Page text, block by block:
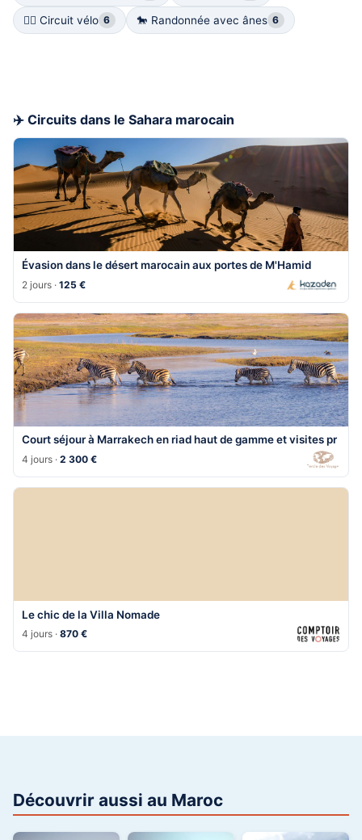
🚴‍♀️ Circuit vélo 6 🐎 Randonnée avec ânes 6
✈️ Circuits dans le Sahara marocain
Évasion dans le désert marocain aux portes de M'Hamid
2 jours ·125 €
Court séjour à Marrakech en riad haut de gamme et visites pr
4 jours ·2 300 €
Le chic de la Villa Nomade
4 jours ·870 €
Découvrir aussi au Maroc